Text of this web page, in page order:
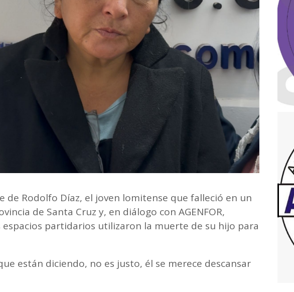
de Rodolfo Díaz, el joven lomitense que falleció en un
de Santa Cruz y, en diálogo con AGENFOR,
partidarios utilizaron la muerte de su hijo para
están diciendo, no es justo, él se merece descansar